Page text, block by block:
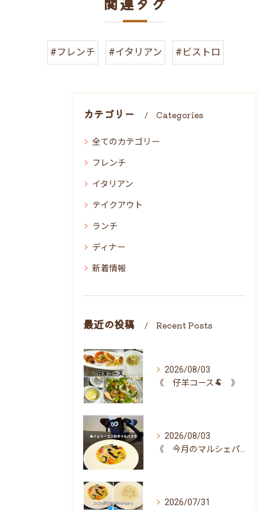
#フレンチ #イタリアン #ビストロ
カテゴリー Categories
全てのカテゴリー
フレンチ
イタリアン
テイクアウト
ランチ
ディナー
新着情報
最近の投稿 Recent Posts
2026/08/03
《 仔羊コース🐏 》
2026/08/03
2026/07/31